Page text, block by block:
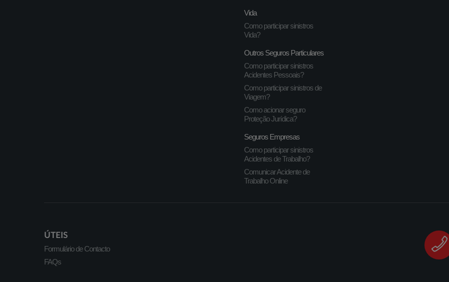
Vida
Como participar sinistros
Vida?
Outros Seguros Particulares
Como participar sinistros
Acidentes Pessoais?
Como participar sinistros de
Viagem?
Como acionar seguro
Proteção Jurídica?
Seguros Empresas
Como participar sinistros
Acidentes de Trabalho?
Comunicar Acidente de
Trabalho Online
ÚTEIS
Formulário de Contacto
FAQs